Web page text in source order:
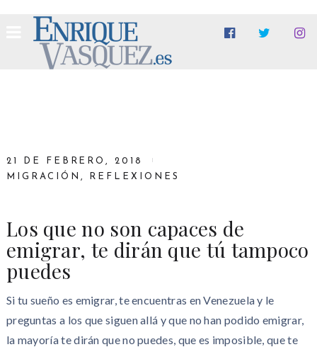
21 DE FEBRERO, 2018
MIGRACIÓN , REFLEXIONES
Los que no son capaces de
emigrar, te dirán que tú tampoco
puedes
Si tu sueño es emigrar, te encuentras en Venezuela y le
preguntas a los que siguen allá y que no han podido emigrar,
la mayoría te dirán que no puedes, que es imposible, que te